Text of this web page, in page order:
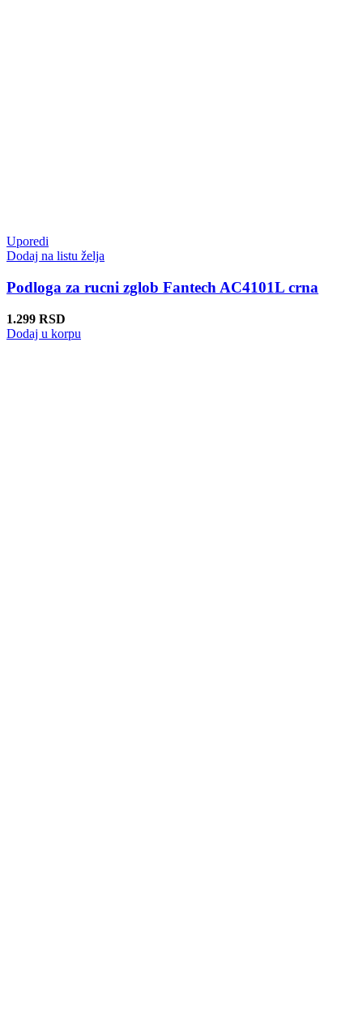
Uporedi
Dodaj na listu želja
Podloga za rucni zglob Fantech AC4101L crna
1.299 RSD
Dodaj u korpu